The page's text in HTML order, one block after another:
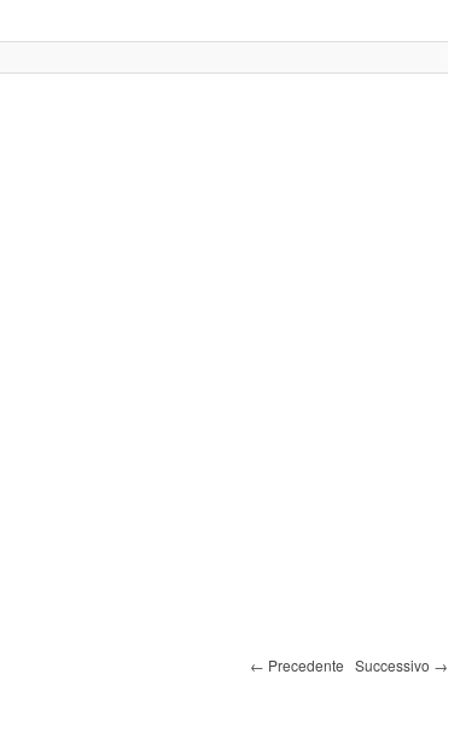
Navigazione immagini
← Precedente Successivo →